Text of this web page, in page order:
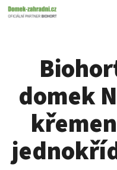
Přejít
domek
K
O
T